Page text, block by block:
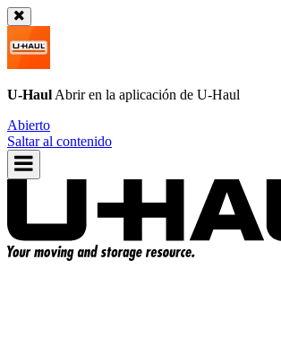
U-Haul Abrir en la aplicación de U-Haul
Abierto
Saltar al contenido